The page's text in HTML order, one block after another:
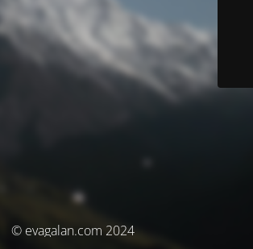
© evagalan.com 2024